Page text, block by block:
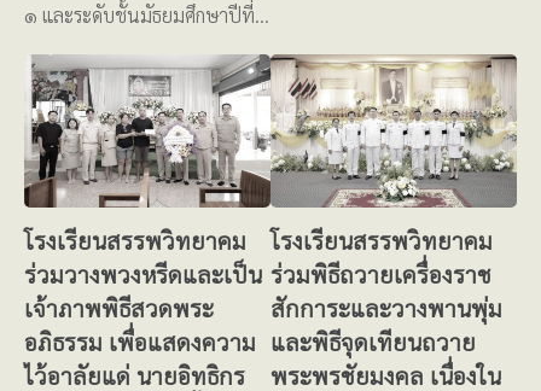
๑ และระดับชั้นมัธยมศึกษาปีที่…
โรงเรียนสรรพวิทยาคม
ร่วมวางพวงหรีดและเป็น
เจ้าภาพพิธีสวดพระ
อภิธรรม เพื่อแสดงความ
ไว้อาลัยแด่ นายอิทธิกร
โรงเรียนสรรพวิทยาคม
ร่วมพิธีถวายเครื่องราช
สักการะและวางพานพุ่ม
และพิธีจุดเทียนถวาย
พระพรชัยมงคล เนื่องใน